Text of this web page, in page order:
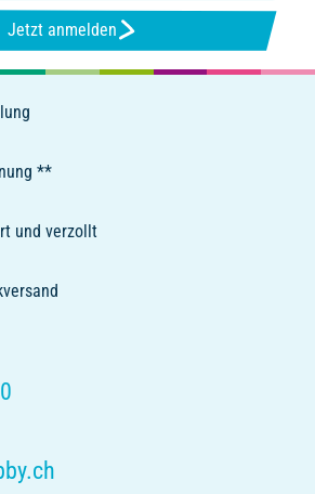
Jetzt anmelden
**
und verzollt